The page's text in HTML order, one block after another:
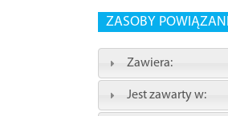
ZASOBY
Zawiera:
Jest zawarty w: